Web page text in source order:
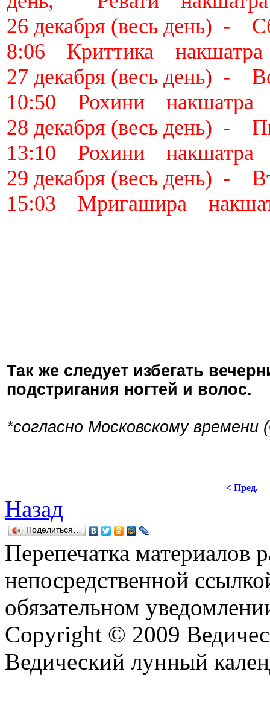
26 декабря (весь
8:06 Криттика накшатра
27 декабря (весь
10:50 Рохини накшатра
28 декабря (весь
13:10 Рохини накшатра
29 декабря (весь
15:03 Мригашира
Так же следует избегать
подстригания ногтей и волос.
*согласно Московскому времени
< Пред.
Назад
Поделиться…
Перепечатка материалов
непосредственной
обязательном
Copyright © 2009
Ведический лунный